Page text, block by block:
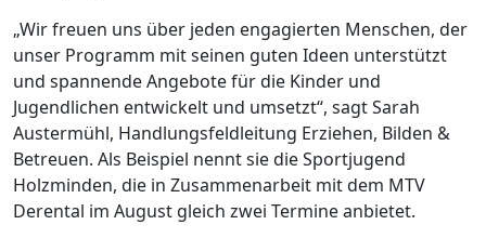
„Wir freuen uns über jeden engagierten Menschen, der
unser Programm mit seinen guten Ideen unterstützt
und spannende Angebote für die Kinder und
Jugendlichen entwickelt und umsetzt“, sagt Sarah
Austermühl, Handlungsfeldleitung Erziehen, Bilden &
Betreuen. Als Beispiel nennt sie die Sportjugend
Holzminden, die in Zusammenarbeit mit dem MTV
Derental im August gleich zwei Termine anbietet.